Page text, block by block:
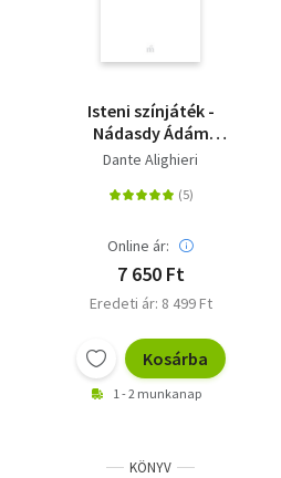
Isteni színjáték -
Nádasdy Ádám
fordítása
Dante Alighieri
Online ár:
7 650 Ft
Eredeti ár: 8 499 Ft
Kosárba
1 - 2 munkanap
KÖNYV